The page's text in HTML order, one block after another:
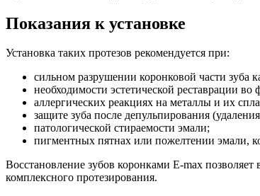
Показания к установке
Установка таких протезов рекомендуется при:
сильном разрушении коронковой части зуба
необходимости эстетической реставрации во
аллергических реакциях на металлы и их
защите зуба после депульпирования
патологической стираемости эмали;
пигментных пятнах или пожелтении эмали,
Восстановление зубов коронками E-max
комплексного протезирования.